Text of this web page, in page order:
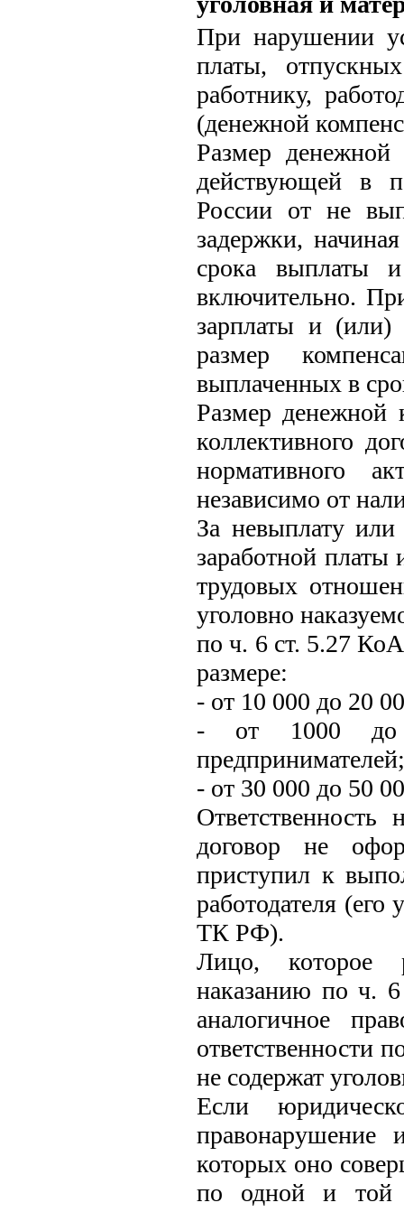
При нарушении
платы,
работнику,
(денежной
Размер
действующей в
России от не
задержки,
срока выплаты и
включительно.
зарплаты и (или)
размер
выплаченных в
Размер
коллективного
нормативного
независимо от
За невыплату
заработной
трудовых
уголовно
по ч. 6 ст. 5.27
размере:
- от 10 000 до 20
- от 1000 до
предпринимателей;
- от 30 000 до 50
договор не
приступил к
работодателя (его
ТК РФ).
Лицо, которое
наказанию по ч.
аналогичное
ответственности
не содержат
Если
которых оно
по одной и той